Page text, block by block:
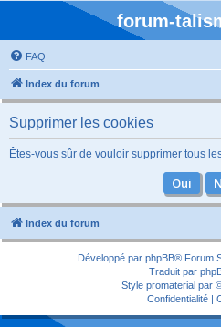
forum-
FAQ
Index du forum
Supprimer les cookies
Êtes-vous sûr de vouloir supprimer tous
Index du forum
Développé par phpBB® Forum
Traduit par
Style promaterial par
Confidentialité|